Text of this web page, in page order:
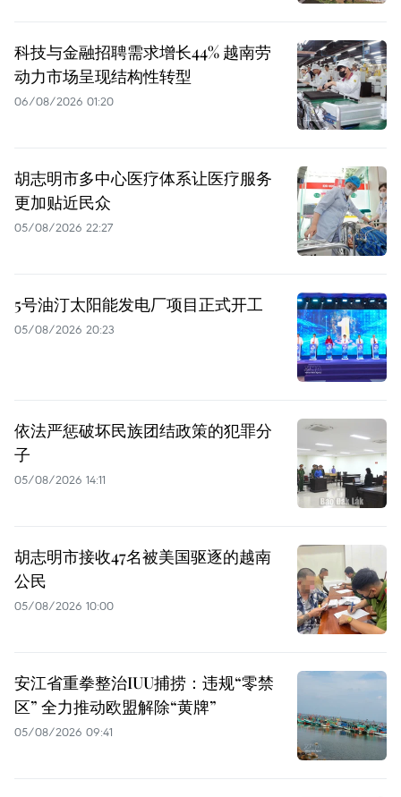
科技与金融招聘需求增长44% 越南劳
动力市场呈现结构性转型
06/08/2026 01:20
胡志明市多中心医疗体系让医疗服务
更加贴近民众
05/08/2026 22:27
5号油汀太阳能发电厂项目正式开工
05/08/2026 20:23
依法严惩破坏民族团结政策的犯罪分
子
05/08/2026 14:11
胡志明市接收47名被美国驱逐的越南
公民
05/08/2026 10:00
安江省重拳整治IUU捕捞：违规“零禁
区” 全力推动欧盟解除“黄牌”
05/08/2026 09:41